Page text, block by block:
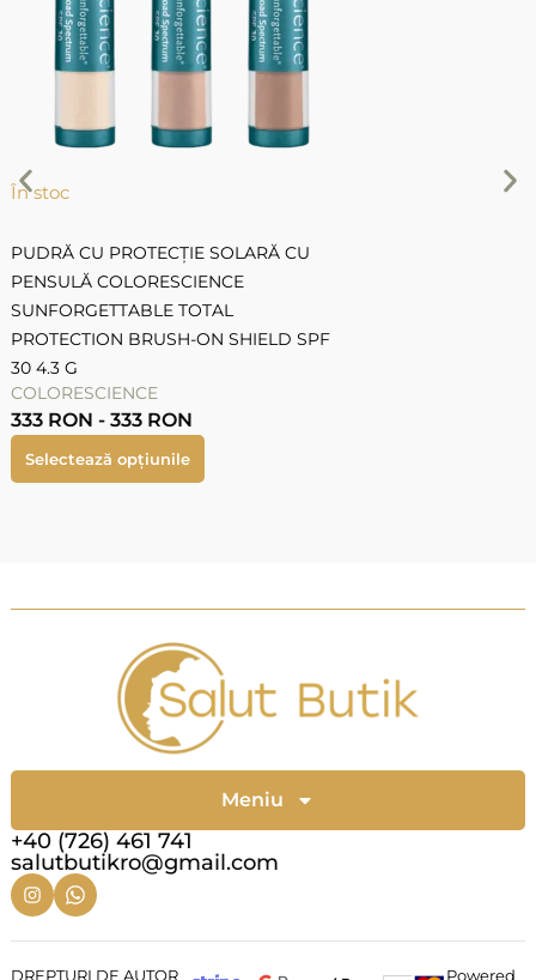
În stoc
PUDRĂ CU PROTECȚIE SOLARĂ CU
PENSULĂ COLORESCIENCE
SUNFORGETTABLE TOTAL
PROTECTION BRUSH-ON SHIELD SPF
30 4.3 G
COLORESCIENCE
333 RON - 333 RON
Selectează opțiunile
+40 (726) 461 741
salutbutikro@gmail.com
Meniu
DREPTURI DE AUTOR Powered